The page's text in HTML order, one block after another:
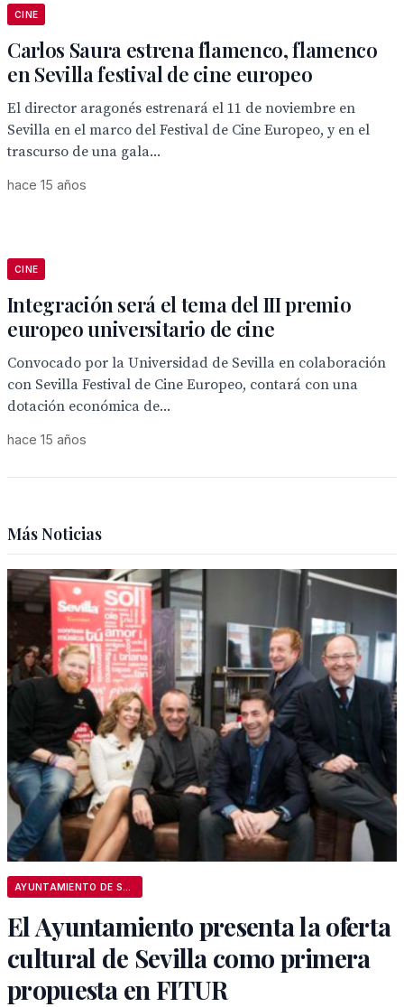
CINE
Carlos Saura estrena flamenco, flamenco
en Sevilla festival de cine europeo
El director aragonés estrenará el 11 de noviembre en
Sevilla en el marco del Festival de Cine Europeo, y en el
trascurso de una gala...
hace 15 años
CINE
Integración será el tema del III premio
europeo universitario de cine
Convocado por la Universidad de Sevilla en colaboración
con Sevilla Festival de Cine Europeo, contará con una
dotación económica de...
hace 15 años
Más Noticias
El Ayuntamiento presenta la oferta
cultural de Sevilla como primera
propuesta en FITUR